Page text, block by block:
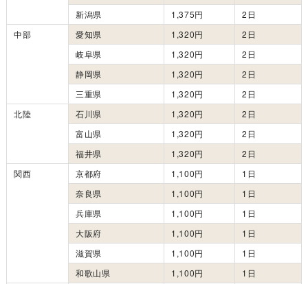
新潟県
1,375円
2日
中部
愛知県 1,320円
2日
岐阜県
1,320円
2日
静岡県
1,320円
2日
三重県
1,320円
2日
北陸
石川県 1,320円
2日
富山県
1,320円
2日
福井県
1,320円
2日
関西
京都府 1,100円
1日
奈良県
1,100円
1日
兵庫県
1,100円
1日
大阪府
1,100円
1日
滋賀県
1,100円
1日
和歌山県
1,100円
1日